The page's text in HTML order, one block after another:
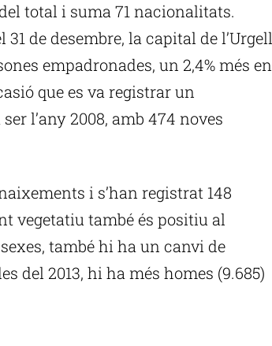
total i suma 71 nacionalitats.
de desembre, la capital de l’Urgell
empadronades, un 2,4% més en
que es va registrar un
l’any 2008, amb 474 noves
i s’han registrat 148
vegetatiu també és positiu al
també hi ha un canvi de
del 2013, hi ha més homes (9.685)